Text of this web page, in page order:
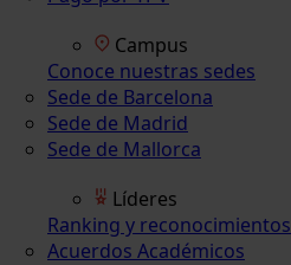
Campus
Conoce nuestras sedes
Sede de Barcelona
Sede de Madrid
Sede de Mallorca
Líderes
Ranking y reconocimientos
Acuerdos Académicos